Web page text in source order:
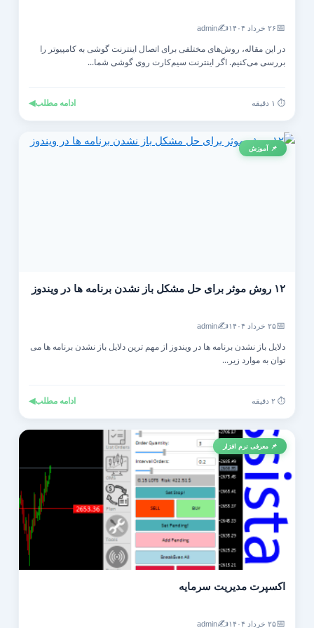
۲۶ خرداد ۱۴۰۴ ✍️
admin
در این مقاله، روش‌های مختلفی برای اتصال اینترنت گوشی به کامپیوتر را
بررسی می‌کنیم. اگر اینترنت سیم‌کارت روی گوشی شما...
ادامه مطلب◀
📌 آموزش
۱۲ روش موثر برای حل مشکل باز نشدن برنامه ها در ویندوز
۲۵ خرداد ۱۴۰۴ ✍️
admin
دلایل باز نشدن برنامه ها در ویندوز از مهم ترین دلایل باز نشدن برنامه ها می
توان به موارد زیر...
ادامه مطلب◀
📌 معرفی نرم افزار
اکسپرت مدیریت سرمایه
۲۵ خرداد ۱۴۰۴ ✍️
admin